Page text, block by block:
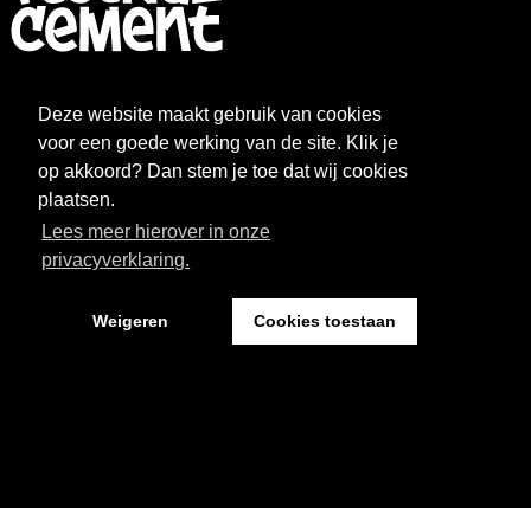
Deze website maakt gebruik van cookies
voor een goede werking van de site. Klik je
op akkoord? Dan stem je toe dat wij cookies
plaatsen.
Lees meer hierover in onze
privacyverklaring.
Weigeren Cookies toestaan
WAT WE DOEN
OVER CEMENT
ARCHIEF
FAQ
FESTIVAL CEMENT
Kantoor: Pand 18 - Sint Josephstraat 18